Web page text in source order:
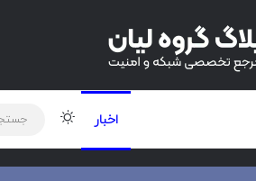
اخبار تغییر